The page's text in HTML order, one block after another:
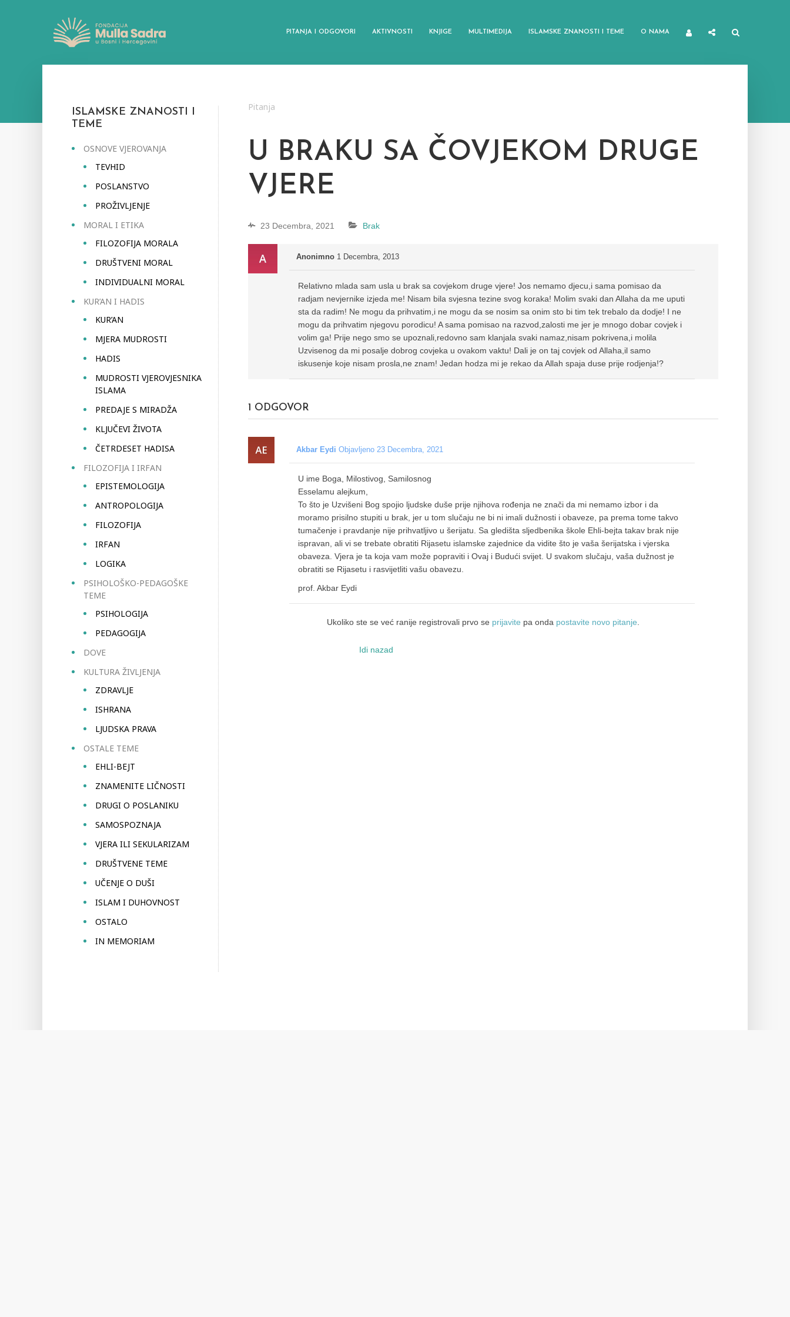
PITANJA I ODGOVORI AKTIVNOSTI KNJIGE MULTIMEDIJA ISLAMSKE ZNANOSTI I TEME O NAMA
ISLAMSKE ZNANOSTI I
TEME
OSNOVE VJEROVANJA
TEVHID
POSLANSTVO
PROŽIVLJENJE
MORAL I ETIKA
FILOZOFIJA MORALA
DRUŠTVENI MORAL
INDIVIDUALNI MORAL
KUR’AN I HADIS
KUR’AN
MJERA MUDROSTI
HADIS
MUDROSTI VJEROVJESNIKA
ISLAMA
PREDAJE S MIRADŽA
KLJUČEVI ŽIVOTA
ČETRDESET HADISA
FILOZOFIJA I IRFAN
EPISTEMOLOGIJA
ANTROPOLOGIJA
FILOZOFIJA
IRFAN
LOGIKA
PSIHOLOŠKO-PEDAGOŠKE
TEME
PSIHOLOGIJA
PEDAGOGIJA
DOVE
KULTURA ŽIVLJENJA
ZDRAVLJE
ISHRANA
LJUDSKA PRAVA
OSTALE TEME
EHLI-BEJT
ZNAMENITE LIČNOSTI
DRUGI O POSLANIKU
SAMOSPOZNAJA
VJERA ILI SEKULARIZAM
DRUŠTVENE TEME
UČENJE O DUŠI
ISLAM I DUHOVNOST
OSTALO
IN MEMORIAM
Pitanja
U BRAKU SA ČOVJEKOM DRUGE
VJERE
23 Decembra, 2021 Brak
Anonimno 1 Decembra, 2013
Relativno mlada sam usla u brak sa covjekom druge vjere! Jos nemamo djecu,i sama pomisao da
radjam nevjernike izjeda me! Nisam bila svjesna tezine svog koraka! Molim svaki dan Allaha da me uputi
sta da radim! Ne mogu da prihvatim,i ne mogu da se nosim sa onim sto bi tim tek trebalo da dodje! I ne
mogu da prihvatim njegovu porodicu! A sama pomisao na razvod,zalosti me jer je mnogo dobar covjek i
volim ga! Prije nego smo se upoznali,redovno sam klanjala svaki namaz,nisam pokrivena,i molila
Uzvisenog da mi posalje dobrog covjeka u ovakom vaktu! Dali je on taj covjek od Allaha,il samo
iskusenje koje nisam prosla,ne znam! Jedan hodza mi je rekao da Allah spaja duse prije rodjenja!?
1 ODGOVOR
Akbar Eydi Objavljeno 23 Decembra, 2021
U ime Boga, Milostivog, Samilosnog
Esselamu alejkum,
To što je Uzvišeni Bog spojio ljudske duše prije njihova rođenja ne znači da mi nemamo izbor i da
moramo prisilno stupiti u brak, jer u tom slučaju ne bi ni imali dužnosti i obaveze, pa prema tome takvo
tumačenje i pravdanje nije prihvatljivo u šerijatu. Sa gledišta sljedbenika škole Ehli-bejta takav brak nije
ispravan, ali vi se trebate obratiti Rijasetu islamske zajednice da vidite što je vaša šerijatska i vjerska
obaveza. Vjera je ta koja vam može popraviti i Ovaj i Budući svijet. U svakom slučaju, vaša dužnost je
obratiti se Rijasetu i rasvijetliti vašu obavezu.
prof. Akbar Eydi
Ukoliko ste se već ranije registrovali prvo se prijavite pa onda postavite novo pitanje.
Idi nazad